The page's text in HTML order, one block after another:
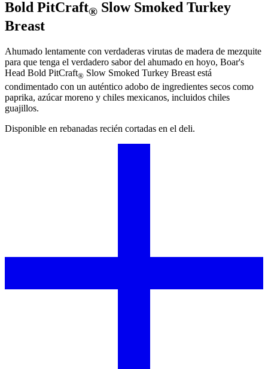
Bold PitCraft® Slow Smoked Turkey
Breast
Ahumado lentamente con verdaderas virutas de madera de mezquite
para que tenga el verdadero sabor del ahumado en hoyo, Boar's
Head Bold PitCraft® Slow Smoked Turkey Breast está
condimentado con un auténtico adobo de ingredientes secos como
paprika, azúcar moreno y chiles mexicanos, incluidos chiles
guajillos.
Disponible en rebanadas recién cortadas en el deli.